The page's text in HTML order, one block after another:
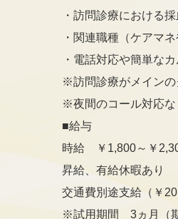
・訪問診療における
・関連職種（ケアマ
・電話対応や簡単な
※訪問診療がメインの
※夜間のコール対応な
■給与
時給 ￥1,800～￥
昇給、有給休暇あり
交通費別途支給（￥
※試用期間 3ヵ月（期